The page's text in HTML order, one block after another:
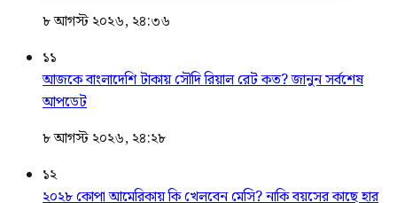
৮ আগস্ট ২০২৬, ২৪:৩৬
১১
আজকে বাংলাদেশি টাকায় সৌদি রিয়াল রেট কত? জানুন সর্বশেষ
আপডেট
৮ আগস্ট ২০২৬, ২৪:২৮
১২
২০২৮ কোপা আমেরিকায় কি খেলবেন মেসি? নাকি বয়সের কাছে হার